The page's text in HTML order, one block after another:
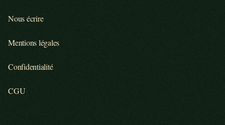
Nous écrire
Mentions légales
Confidentialité
CGU